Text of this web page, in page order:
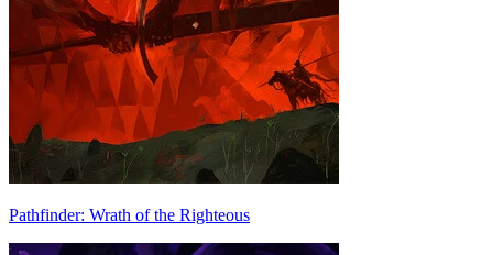
Pathfinder: Wrath of the Righteous